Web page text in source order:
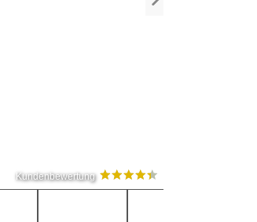
Kundenbewertung